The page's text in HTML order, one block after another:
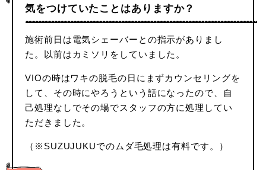
気をつけていたことはありますか？
施術前日は電気シェーバーとの指示がありまし
た。以前はカミソリをしていました。
VIOの時はワキの脱毛の日にまずカウンセリングを
して、その時にやろうという話になったので、自
己処理なしでその場でスタッフの方に処理してい
ただきました。
（※SUZUJUKUでのムダ毛処理は有料です。）